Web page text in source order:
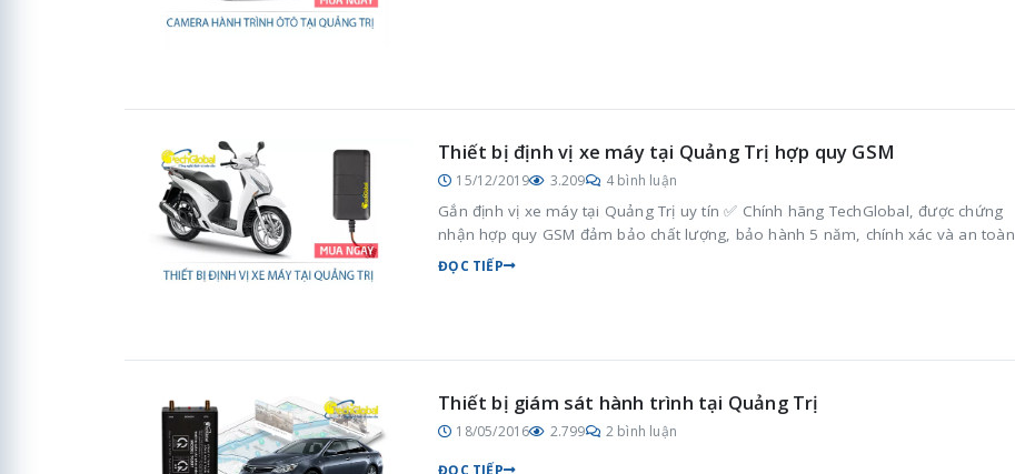
Thiết bị định vị xe máy tại Quảng Trị hợp quy GSM
15/12/2019 3.209 4 bình luận
Gắn định vị xe máy tại Quảng Trị uy tín ✅ Chính hãng TechGlobal, được chứng
nhận hợp quy GSM đảm bảo chất lượng, bảo hành 5 năm, chính xác và an toàn
ĐỌC TIẾP
Thiết bị giám sát hành trình tại Quảng Trị
18/05/2016 2.799 2 bình luận
ĐỌC TIẾP